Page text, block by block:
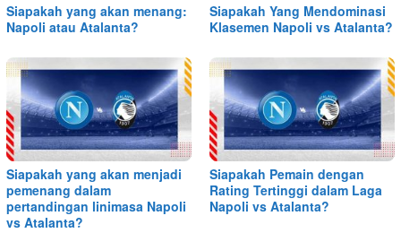
Siapakah yang akan menang:
Napoli atau Atalanta?
Siapakah Yang Mendominasi
Klasemen Napoli vs Atalanta?
Siapakah yang akan menjadi
pemenang dalam
pertandingan linimasa Napoli
vs Atalanta?
Siapakah Pemain dengan
Rating Tertinggi dalam Laga
Napoli vs Atalanta?